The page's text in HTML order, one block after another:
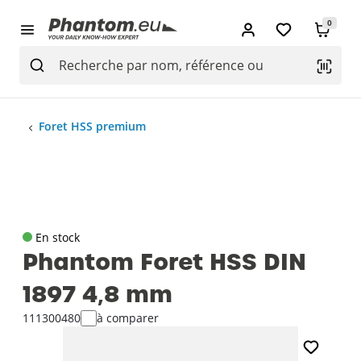
0
Foret HSS premium
En stock
Phantom Foret HSS DIN
1897 4‚8 mm
111300480 à comparer